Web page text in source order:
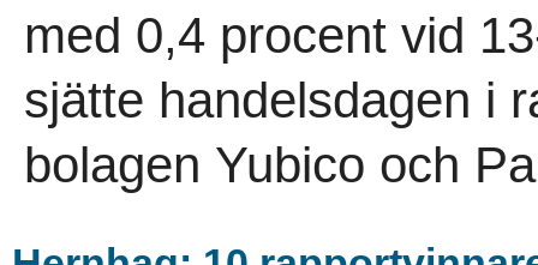
med 0,4 procent vid
sjätte handelsdagen i
bolagen Yubico och